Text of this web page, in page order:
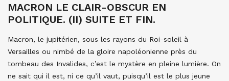
MACRON LE CLAIR-OBSCUR EN
POLITIQUE. (II) SUITE ET FIN.
Macron, le jupitérien, sous les rayons du Roi-soleil à
Versailles ou nimbé de la gloire napoléonienne près du
tombeau des Invalides, c’est le mystère en pleine lumière. On
ne sait qui il est, ni ce qu’il vaut, puisqu’il est le plus jeune